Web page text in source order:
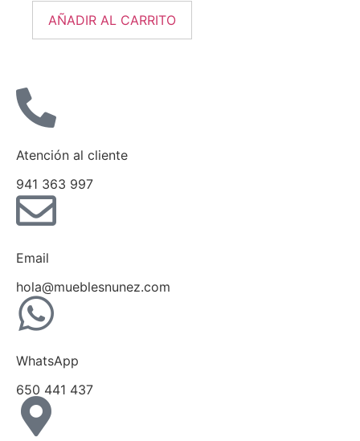
AÑADIR AL CARRITO
Atención al cliente
941 363 997
Email
hola@mueblesnunez.com
WhatsApp
650 441 437